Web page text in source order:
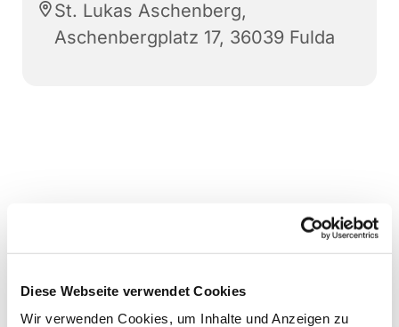
Diese Webseite verwendet Cookies
Wir verwenden Cookies, um Inhalte und Anzeigen zu
St. Lukas Aschenberg,
Aschenbergplatz 17, 36039 Fulda